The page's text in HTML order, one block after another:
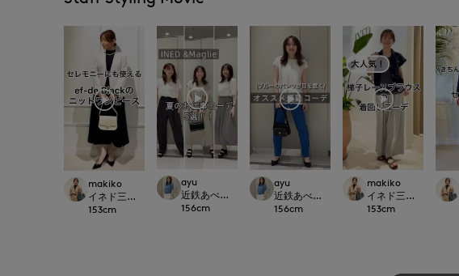
makiko
イネド三井アウトレットパーク多摩南大沢店
153cm
ayu
近鉄あべのハルカスINED
156cm
ayu
近鉄あべのハルカスINED
156cm
makiko
イネド三井アウトレ
153cm